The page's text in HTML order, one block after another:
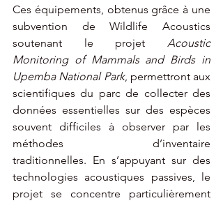
Ces équipements, obtenus grâce à une
subvention de Wildlife Acoustics
soutenant le projet Acoustic
Monitoring of Mammals and Birds in
Upemba National Park, permettront aux
scientifiques du parc de collecter des
données essentielles sur des espèces
souvent difficiles à observer par les
méthodes d’inventaire
traditionnelles. En s’appuyant sur des
technologies acoustiques passives, le
projet se concentre particulièrement